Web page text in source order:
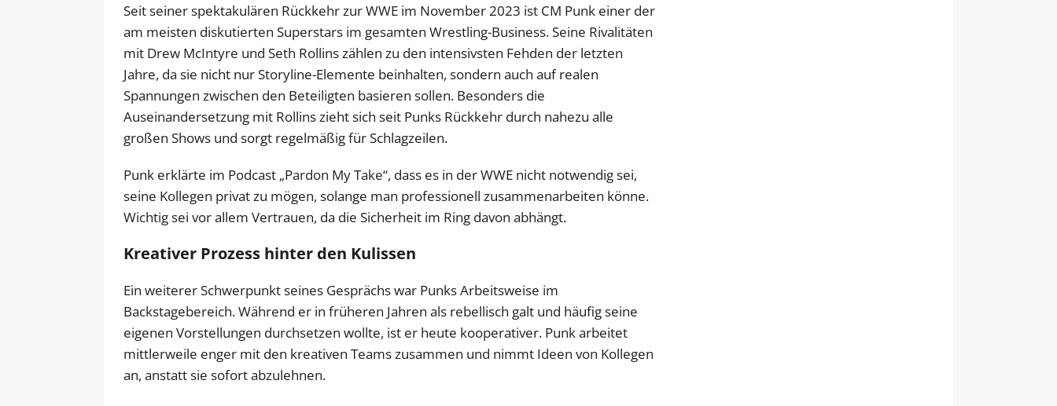
Seit seiner spektakulären Rückkehr zur WWE im November 2023 ist CM Punk einer der
am meisten diskutierten Superstars im gesamten Wrestling-Business. Seine Rivalitäten
mit Drew McIntyre und Seth Rollins zählen zu den intensivsten Fehden der letzten
Jahre, da sie nicht nur Storyline-Elemente beinhalten, sondern auch auf realen
Spannungen zwischen den Beteiligten basieren sollen. Besonders die
Auseinandersetzung mit Rollins zieht sich seit Punks Rückkehr durch nahezu alle
großen Shows und sorgt regelmäßig für Schlagzeilen.
Punk erklärte im Podcast „Pardon My Take“, dass es in der WWE nicht notwendig sei,
seine Kollegen privat zu mögen, solange man professionell zusammenarbeiten könne.
Wichtig sei vor allem Vertrauen, da die Sicherheit im Ring davon abhängt.
Kreativer Prozess hinter den Kulissen
Ein weiterer Schwerpunkt seines Gesprächs war Punks Arbeitsweise im
Backstagebereich. Während er in früheren Jahren als rebellisch galt und häufig seine
eigenen Vorstellungen durchsetzen wollte, ist er heute kooperativer. Punk arbeitet
mittlerweile enger mit den kreativen Teams zusammen und nimmt Ideen von Kollegen
an, anstatt sie sofort abzulehnen.